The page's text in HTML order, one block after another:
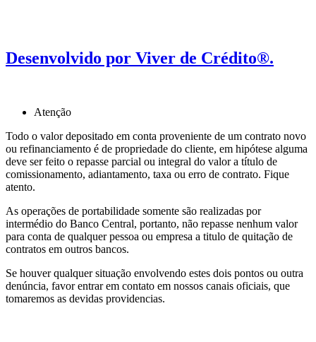
Desenvolvido por Viver de Crédito®.
Atenção
Todo o valor depositado em conta proveniente de um contrato novo
ou refinanciamento é de propriedade do cliente, em hipótese alguma
deve ser feito o repasse parcial ou integral do valor a título de
comissionamento, adiantamento, taxa ou erro de contrato. Fique
atento.
As operações de portabilidade somente são realizadas por
intermédio do Banco Central, portanto, não repasse nenhum valor
para conta de qualquer pessoa ou empresa a titulo de quitação de
contratos em outros bancos.
Se houver qualquer situação envolvendo estes dois pontos ou outra
denúncia, favor entrar em contato em nossos canais oficiais, que
tomaremos as devidas providencias.